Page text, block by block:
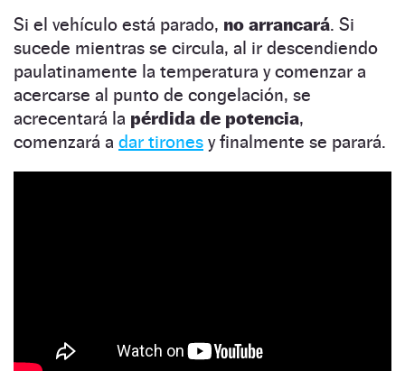
Si el vehículo está parado, no arrancará. Si
sucede mientras se circula, al ir descendiendo
paulatinamente la temperatura y comenzar a
acercarse al punto de congelación, se
acrecentará la pérdida de potencia,
comenzará a dar tirones y finalmente se parará.